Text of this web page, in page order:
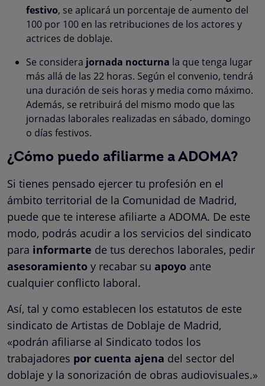
festivo, se aplicará un porcentaje de aumento del
100 por 100 en las retribuciones de los actores y
actrices de doblaje.
Se considera jornada nocturna la que tenga lugar
más allá de las 22 horas. Según el convenio, tendrá
una duración de seis horas y media como máximo.
Además, se retribuirá del mismo modo que las
jornadas laborales realizadas en sábado, domingo
o días festivos.
¿Cómo puedo afiliarme a ADOMA?
Si tienes pensado ejercer tu profesión en el
ámbito territorial de la Comunidad de Madrid,
puede que te interese afiliarte a ADOMA. De este
modo, podrás acudir a los servicios del sindicato
para informarte de tus derechos laborales, pedir
asesoramiento y recabar su apoyo ante
cualquier conflicto laboral.
Así, tal y como establecen los estatutos de este
sindicato de Artistas de Doblaje de Madrid,
«podrán afiliarse al Sindicato todos los
trabajadores por cuenta ajena del sector del
doblaje y la sonorización de obras audiovisuales.»